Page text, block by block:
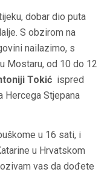
dobar dio puta
S obzirom na
nailazimo, s
Mostaru, od 10 do 12
Tokić ispred
Hercega Stjepana
u 16 sati, i
u Hrvatskom
vas da dođete